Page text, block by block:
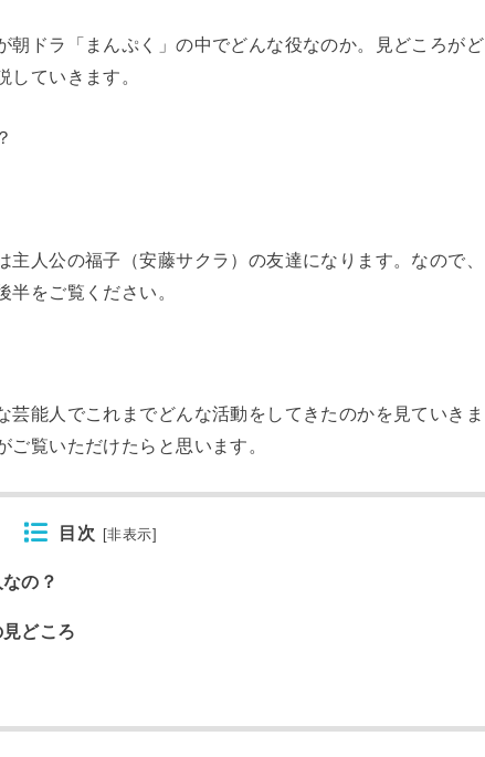
朝ドラ「まんぷく」の中でどんな役なのか。見どころがど
していきます。
人公の福子（安藤サクラ）の友達になります。なので、
をご覧ください。
芸能人でこれまでどんな活動をしてきたのかを見ていきま
覧いただけたらと思います。
目次 [非表示]
の？
どころ